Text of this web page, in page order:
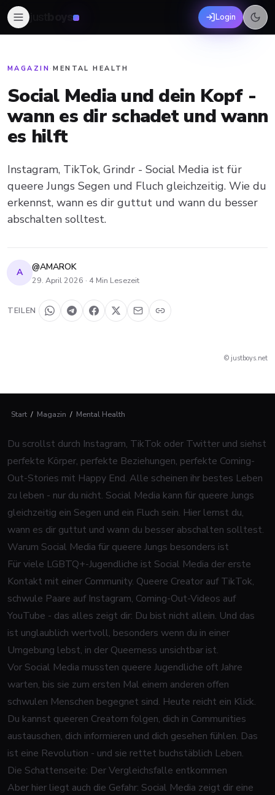
boys Login
MAGAZIN ·MENTAL HEALTH
Social Media und dein Kopf -
wann es dir schadet und wann
es hilft
Instagram, TikTok, Grindr - Social Media ist für
queere Jungs Segen und Fluch gleichzeitig. Wie du
erkennst, wann es dir guttut und wann du besser
abschalten solltest.
A @AMAROK
29. April 2026 · 4 Min Lesezeit
TEILEN
© justboys.net
Start / Magazin / Mental Health
Du scrollst durch Instagram, TikTok oder Twitter und siehst
perfekte Körper, perfekte Beziehungen, perfekte Coming-
Out-Stories mit Happy End. Alle scheinen ihr bestes Leben
zu leben - nur du nicht. Social Media kann für queere Jungs
gleichzeitig ein Segen und ein Fluch sein. Hier lernst du,
wann es dir guttut und wann du besser abschalten solltest.
Warum Social Media für queere Jungs besonders ist
Für viele LGBTQ+-Jugendliche ist Social Media der erste
Kontakt mit einer Community. Queere Creator auf TikTok,
schwule Paare auf Instagram, Coming-Out-Videos auf
YouTube - das alles zeigt dir: Du bist nicht allein. Und das
ist unglaublich wertvoll, besonders wenn du in einer
Umgebung lebst, in der Queerness unsichtbar ist.
Vor Social Media mussten queere Jugendliche oft Jahre
warten, bis sie zum ersten Mal einem anderen offen
schwulen Menschen begegnet sind. Heute reicht ein Klick.
Du kannst queeren Creatorn folgen, dich in Communities
austauschen, dich informieren und dich gesehen fühlen. Das
ist eine Revolution - und sie rettet buchstäblich Leben.
Die Schattenseite: Der Vergleichsfalle entkommen
Aber hier liegt auch die Gefahr: Social Media zeigt dir eine